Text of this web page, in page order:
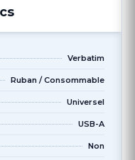
Verbatim
Ruban / Consommable
Universel
USB-A
Non